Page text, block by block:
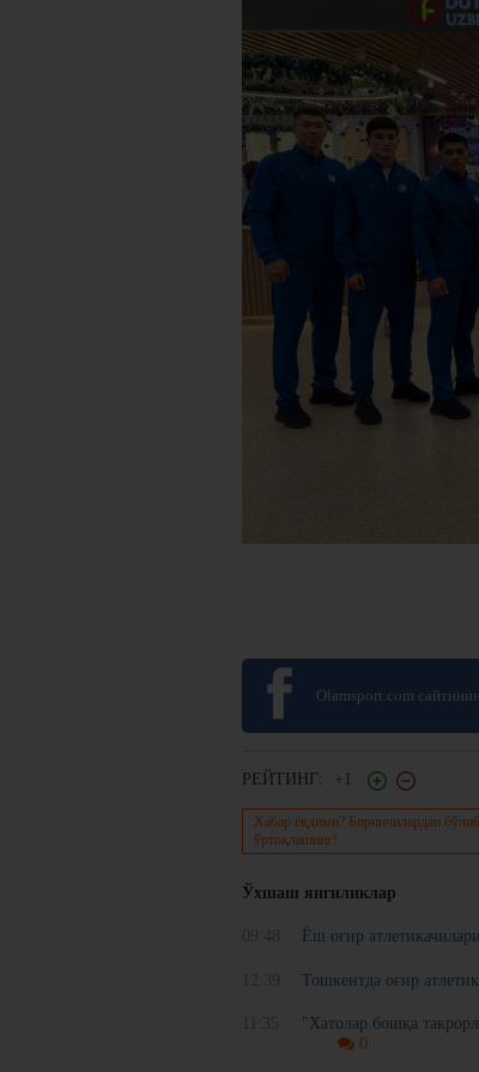
Olamsport.com
РЕЙТИНГ: +1
Хабар ёқдими? Биринчилардан
ўртоқлашинг!
Ўхшаш янгиликлар
Ёш оғир
Тошкентда оғир
"Хатолар бошқа
0